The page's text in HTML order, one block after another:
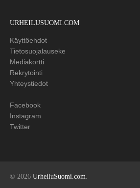
URHEILUSUOMI.COM
Käyttöehdot
Tietosuojalauseke
Mediakortti
Rekrytointi
Yhteystiedot
Facebook
Instagram
Twitter
© 2026 UrheiluSuomi.com.